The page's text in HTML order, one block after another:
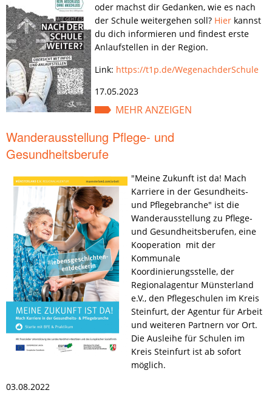
oder machst dir Gedanken, wie es nach
der Schule weitergehen soll? Hier kannst
du dich informieren und findest erste
Anlaufstellen in der Region.
Link: https://t1p.de/WegenachderSchule
17.05.2023
MEHR ANZEIGEN
Wanderausstellung Pflege- und
Gesundheitsberufe
"Meine Zukunft ist da! Mach
Karriere in der Gesundheits-
und Pflegebranche" ist die
Wanderausstellung zu Pflege-
und Gesundheitsberufen, eine
Kooperation mit der
Kommunale
Koordinierungsstelle, der
Regionalagentur Münsterland
e.V., den Pflegeschulen im Kreis
Steinfurt, der Agentur für Arbeit
und weiteren Partnern vor Ort.
Die Ausleihe für Schulen im
Kreis Steinfurt ist ab sofort
möglich.
03.08.2022